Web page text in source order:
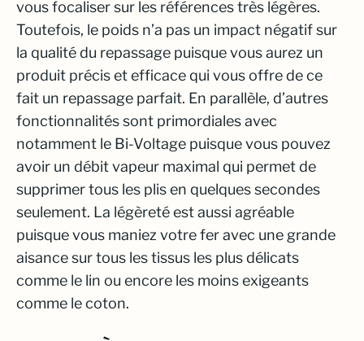
vous focaliser sur les références très légères.
Toutefois, le poids n’a pas un impact négatif sur
la qualité du repassage puisque vous aurez un
produit précis et efficace qui vous offre de ce
fait un repassage parfait. En parallèle, d’autres
fonctionnalités sont primordiales avec
notamment le Bi-Voltage puisque vous pouvez
avoir un débit vapeur maximal qui permet de
supprimer tous les plis en quelques secondes
seulement. La légèreté est aussi agréable
puisque vous maniez votre fer avec une grande
aisance sur tous les tissus les plus délicats
comme le lin ou encore les moins exigeants
comme le coton.